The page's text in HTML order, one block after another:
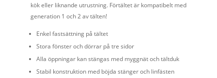
kök eller liknande utrustning. Förtältet är kompatibelt med
generation 1 och 2 av tälten!
Enkel fastsättning på tältet
Stora fönster och dörrar på tre sidor
Alla öppningar kan stängas med myggnät och tältduk
Stabil konstruktion med böjda stänger och linfästen